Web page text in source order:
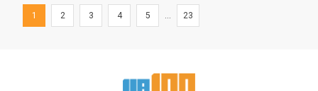
1 2 3 4 5 ... 23